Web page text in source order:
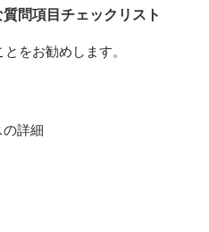
問項目チェックリスト
をお勧めします。
詳細